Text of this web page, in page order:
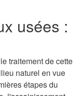
usées :
traitement de cette
naturel en vue
étapes du